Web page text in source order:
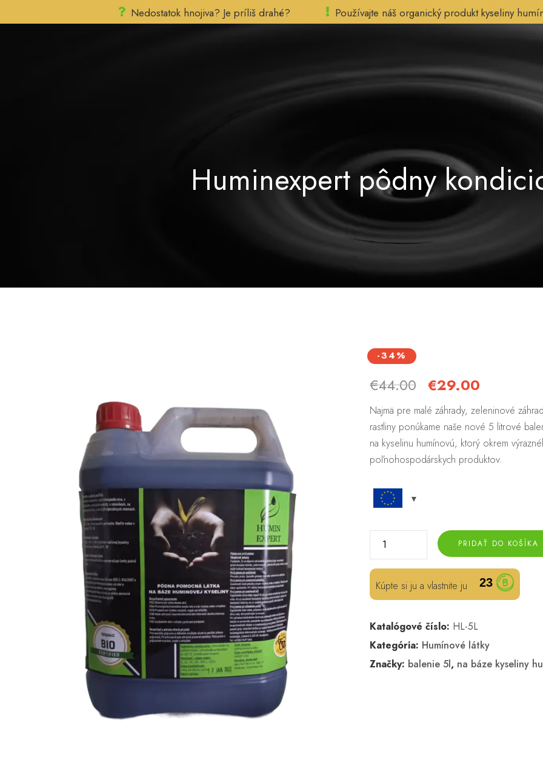
Nedostatok hnojiva? Je príliš drahé? Používajte náš organický produkt kyseliny
Domov
SK
Huminexpert pôdny
-34%
€44.00 €29.00
Najmä pre malé záhrady, zeleninové
rastliny ponúkame naše nové 5 litrové
na kyselinu humínovú, ktorý okrem
poľnohospodárskych produktov.
PRIDAŤ DO KOŠÍKA
Kúpte si ju a vlastnite ju 23
Katalógové číslo: HL-5L
Kategória: Humínové látky
Značky: balenie 5l, na báze kyseliny